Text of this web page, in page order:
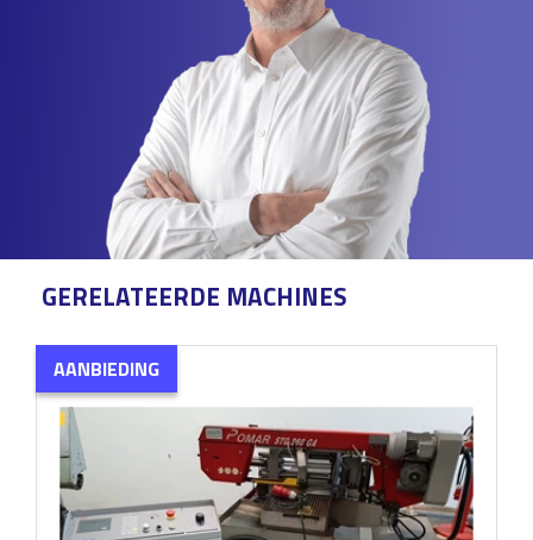
GERELATEERDE MACHINES
AANBIEDING